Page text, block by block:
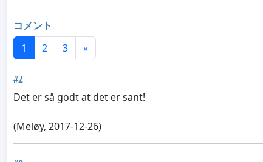
コメント
1 2 3 »
#2
Det er så godt at det er sant!
(Meløy, 2017-12-26)